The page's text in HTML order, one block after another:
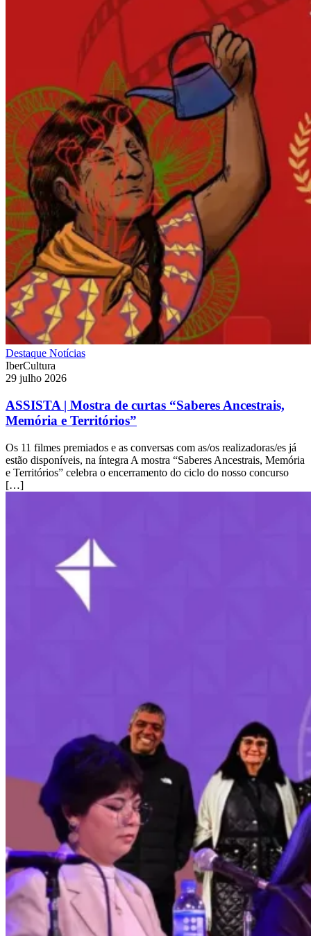
Destaque Notícias
IberCultura
29 julho 2026
ASSISTA | Mostra de curtas “Saberes Ancestrais,
Memória e Territórios”
Os 11 filmes premiados e as conversas com as/os realizadoras/es já
estão disponíveis, na íntegra A mostra “Saberes Ancestrais, Memória
e Territórios” celebra o encerramento do ciclo do nosso concurso
[…]